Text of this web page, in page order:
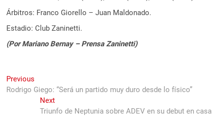
Árbitros: Franco Giorello – Juan Maldonado.
Estadio: Club Zaninetti.
(Por Mariano Bernay – Prensa Zaninetti)
Navegación
de
entradas
Previous
post:
Rodrigo Giego: “Será un partido muy duro desde lo físico”
NextNext
post:
Triunfo de Neptunia sobre ADEV en su debut en casa